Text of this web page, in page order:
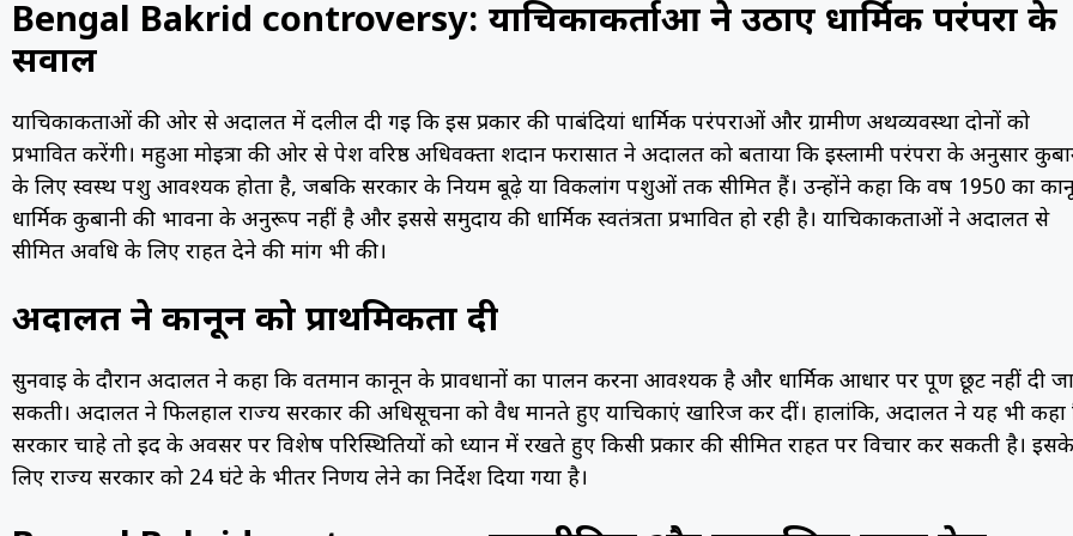
Bengal Bakrid controversy: याचिकाकर्ताओं ने उठाए धार्मिक परंपरा के
सवाल
याचिकाकर्ताओं की ओर से अदालत में दलील दी गई कि इस प्रकार की पाबंदियां धार्मिक परंपराओं और ग्रामीण अर्थव्यवस्था दोनों को
प्रभावित करेंगी। महुआ मोइत्रा की ओर से पेश वरिष्ठ अधिवक्ता शदान फरासात ने अदालत को बताया कि इस्लामी परंपरा के अनुसार
के लिए स्वस्थ पशु आवश्यक होता है, जबकि सरकार के नियम बूढ़े या विकलांग पशुओं तक सीमित हैं। उन्होंने कहा कि वर्ष 1950 का
धार्मिक कुर्बानी की भावना के अनुरूप नहीं है और इससे समुदाय की धार्मिक स्वतंत्रता प्रभावित हो रही है। याचिकाकर्ताओं ने अदालत से
सीमित अवधि के लिए राहत देने की मांग भी की।
अदालत ने कानून को प्राथमिकता दी
सुनवाई के दौरान अदालत ने कहा कि वर्तमान कानून के प्रावधानों का पालन करना आवश्यक है और धार्मिक आधार पर पूर्ण छूट नहीं दी जा
सकती। अदालत ने फिलहाल राज्य सरकार की अधिसूचना को वैध मानते हुए याचिकाएं खारिज कर दीं। हालांकि, अदालत ने यह भी कहा
सरकार चाहे तो ईद के अवसर पर विशेष परिस्थितियों को ध्यान में रखते हुए किसी प्रकार की सीमित राहत पर विचार कर सकती है। इसके
लिए राज्य सरकार को 24 घंटे के भीतर निर्णय लेने का निर्देश दिया गया है।